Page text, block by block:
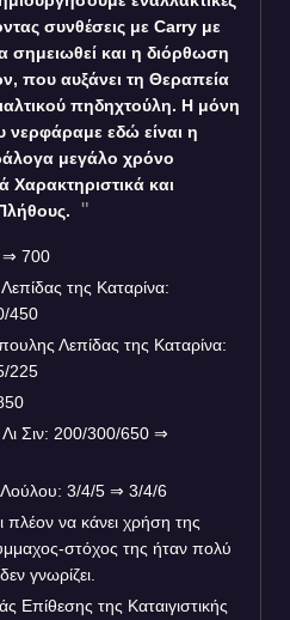
συνθέσεις με Carry με
σημειωθεί και η διόρθωση
που αυξάνει τη Θεραπεία
πηδηχτούλη. Η μόνη
εδώ είναι η
μεγάλο χρόνο
Χαρακτηριστικά και
⇒ 700
της Καταρίνα:
450
Λεπίδας της Καταρίνα:
225
Σιν: 200/300/650 ⇒
Λούλου: 3/4/5 ⇒ 3/4/6
πλέον να κάνει χρήση της
στόχος της ήταν πολύ
γνωρίζει.
Επίθεσης της Καταιγιστικής